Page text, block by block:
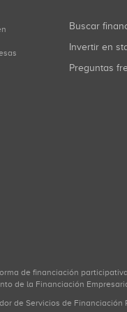
Buscar
Invertir en
Preguntas
de financiación
de la Financiación
de Servicios de